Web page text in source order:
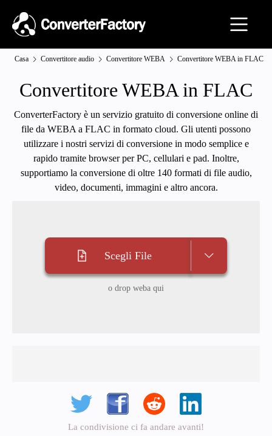
Casa Convertitore audio Convertitore WEBA Convertitore WEBA in FLAC
Convertitore WEBA in FLAC
ConverterFactory è un servizio gratuito di conversione online di
file da WEBA a FLAC in formato cloud. Gli utenti possono
utilizzare i nostri servizi di conversione in modo semplice e
rapido tramite browser per PC, cellulari e pad. Inoltre,
supportiamo la conversione di oltre 140 formati di file audio,
video, documenti, immagini e altro ancora.
Scegli File
o drop weba qui
La condivisione ci fa andare avanti!